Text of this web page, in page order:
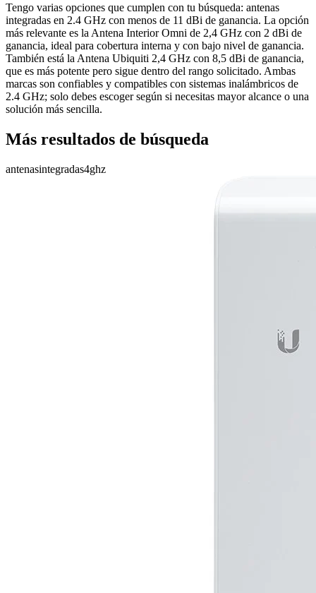
Tengo varias opciones que cumplen con tu búsqueda: antenas
integradas en 2.4 GHz con menos de 11 dBi de ganancia. La opción
más relevante es la Antena Interior Omni de 2,4 GHz con 2 dBi de
ganancia, ideal para cobertura interna y con bajo nivel de ganancia.
También está la Antena Ubiquiti 2,4 GHz con 8,5 dBi de ganancia,
que es más potente pero sigue dentro del rango solicitado. Ambas
marcas son confiables y compatibles con sistemas inalámbricos de
2.4 GHz; solo debes escoger según si necesitas mayor alcance o una
solución más sencilla.
Más resultados de búsqueda
antenasintegradas4ghz